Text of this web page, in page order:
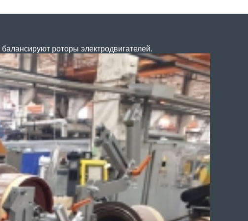
роторы электродвигателей.